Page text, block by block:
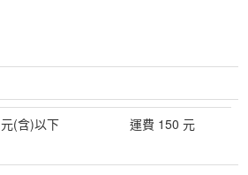
(含)以下 運費 150 元